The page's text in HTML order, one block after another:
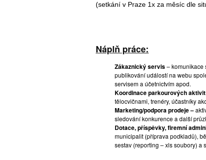
(setkání v Praze 1x za měsíc dle
Náplň práce:
Zákaznický servis– komunikace
publikování událostí na webu
servisem a účetnictvím apod.
Koordinace parkourových
tělocvičnami, trenéry, účastníky
Marketing/podpora prodeje –
sledování konkurence a další
Dotace, příspěvky, firemní
municipalit (příprava podkladů),
sestav (reporting – xls soubory) a